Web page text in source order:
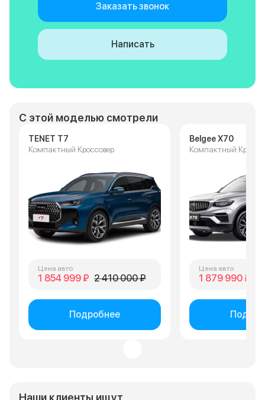
Наши клиенты ищут
С этой моделью смотрели
TENET T7
Компактный Кроссовер
Цена авто
1 854 999 ₽ 2 410 000 ₽
Подробнее
Belgee X70
Компактный
Цена авто
1 879 990 ₽
Заказать звонок
Написать